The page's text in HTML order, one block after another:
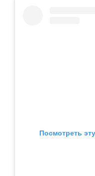
Посмотреть